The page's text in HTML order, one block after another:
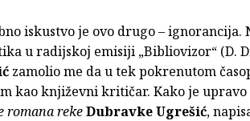
iskustvo je ovo drugo – ignorancija.
u radijskoj emisiji „Bibliovizor“ (D.
zamolio me da u tek pokrenutom
kao književni kritičar. Kako je upravo
romana rekeDubravke Ugrešić,